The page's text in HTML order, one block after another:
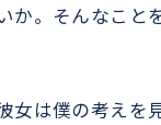
か。そんなこと
女は僕の考えを